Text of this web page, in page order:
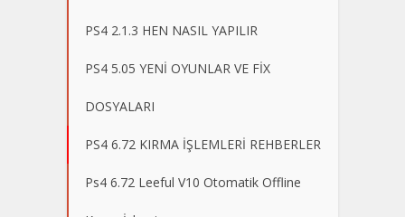
PS4 2.1.3 HEN NASIL YAPILIR
PS4 5.05 YENİ OYUNLAR VE FİX
DOSYALARI
PS4 6.72 KIRMA İŞLEMLERİ REHBERLER
Ps4 6.72 Leeful V10 Otomatik Offline